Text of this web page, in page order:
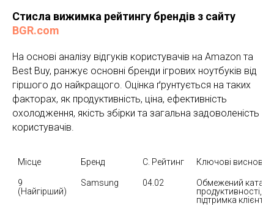
Стисла вижимка рейтингу брендів з сайту
BGR.com
На основі аналізу відгуків користувачів на Amazon та
Best Buy, ранжує основні бренди ігрових ноутбуків від
гіршого до найкращого. Оцінка ґрунтується на таких
факторах, як продуктивність, ціна, ефективність
охолодження, якість збірки та загальна задоволеність
користувачів.
Місце Бренд Ключові висновки
9
(Найгірший)
Samsung 04.02
Обмежений
продуктивності,
підтримка клієнтів.